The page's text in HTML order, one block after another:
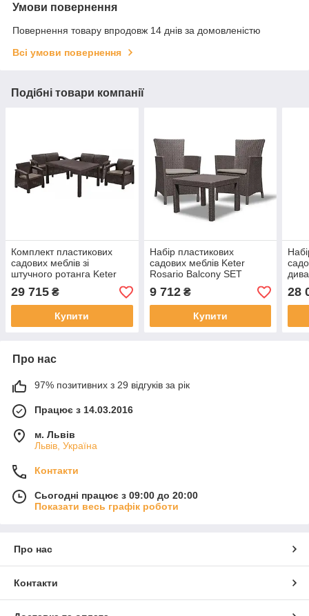
Умови повернення
Повернення товару впродовж 14 днів за домовленістю
Всі умови повернення
Подібні товари компанії
Комплект пластикових
садових меблів зі
штучного ротанга Keter
Corfu Fiesta Set 223230
коричневий
29 715 ₴
Купити
Набір пластикових
садових меблів Keter
Rosario Balcony SET
216939 коричневий Allibert
9 712₴
Купити
28
Про нас
97% позитивних з 29 відгуків за рік
Працює з 14.03.2016
м. Львів
Львів, Україна
Контакти
Сьогодні працює з 09:00 до 20:00
Показати весь графік роботи
Про нас
Контакти